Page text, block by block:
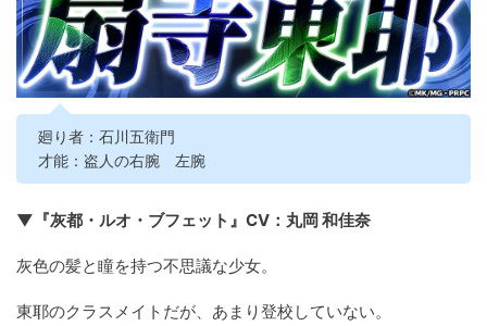
廻り者：石川五衛門
才能：盗人の右腕 左腕
▼『灰都・ルオ・ブフェット』CV：丸岡 和佳奈
灰色の髪と瞳を持つ不思議な少女。
東耶のクラスメイトだが、あまり登校していない。